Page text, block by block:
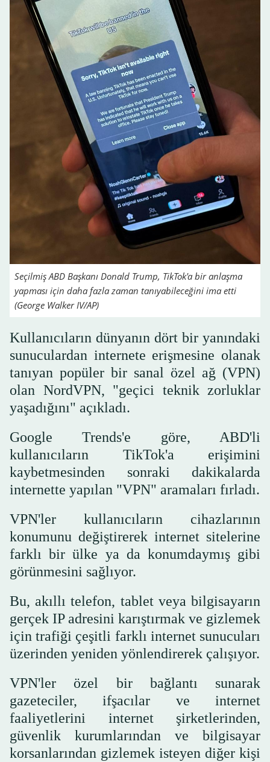
Seçilmiş ABD Başkanı Donald Trump, TikTok'a bir anlaşma
yapması için daha fazla zaman tanıyabileceğini ima etti
(George Walker IV/AP)
Kullanıcıların dünyanın dört bir yanındaki
sunuculardan internete erişmesine olanak
tanıyan popüler bir sanal özel ağ (VPN)
olan NordVPN, "geçici teknik zorluklar
yaşadığını" açıkladı.
Google Trends'e göre, ABD'li
kullanıcıların TikTok'a erişimini
kaybetmesinden sonraki dakikalarda
internette yapılan "VPN" aramaları fırladı.
VPN'ler kullanıcıların cihazlarının
konumunu değiştirerek internet sitelerine
farklı bir ülke ya da konumdaymış gibi
görünmesini sağlıyor.
Bu, akıllı telefon, tablet veya bilgisayarın
gerçek IP adresini karıştırmak ve gizlemek
için trafiği çeşitli farklı internet sunucuları
üzerinden yeniden yönlendirerek çalışıyor.
VPN'ler özel bir bağlantı sunarak
gazeteciler, ifşacılar ve internet
faaliyetlerini internet şirketlerinden,
güvenlik kurumlarından ve bilgisayar
korsanlarından gizlemek isteyen diğer kişi